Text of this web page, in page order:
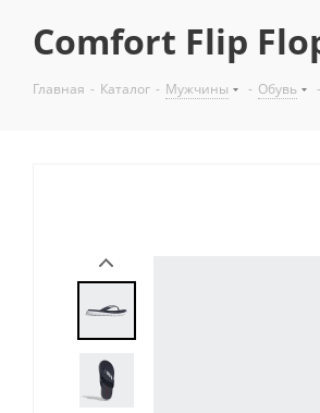
Comfort Flip
Главная - Каталог - Мужчины - Обувь -